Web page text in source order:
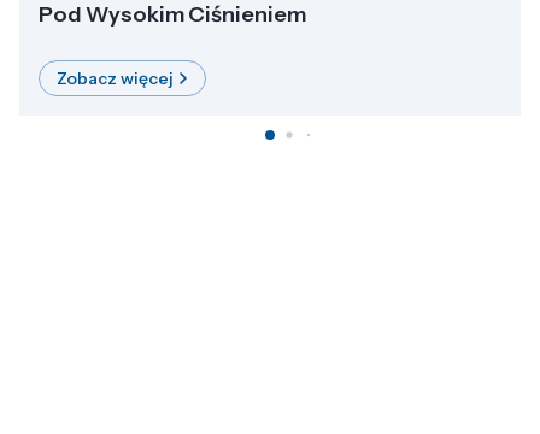
Pod Wysokim Ciśnieniem
Zobacz więcej